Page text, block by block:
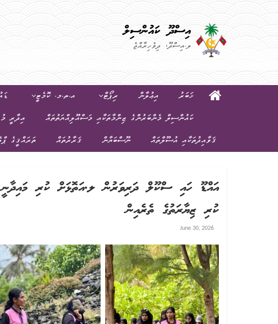
އިސްދޫ ކައުންސިލް
ލ.އިސްދޫ، ދިވެހިރާއްޖެ
ޚަބަރު އިޢުލާން ރިޕޯޓް އ.ތ.މ. ކޮމެޓީ
ކައުންސިލް މެންބަރުންގެ ޒިންމާތަކާއި މަސްއޫލިއްޔަތުތައް
އިދާރީ
ޤަވާއިދުތަކާއި އުސޫލްތައް
ނޫސްބަޔާން ޤަރާރުތައް ތަރައްޤީގެ
އައްޑޫ ހައި ސްކޫލް ދަރިވަރުން ލ.އަތޮޅަށް ކުރި
ކުރި ޒިޔާރަތުގެ ތެރެއިން
June 30, 2026